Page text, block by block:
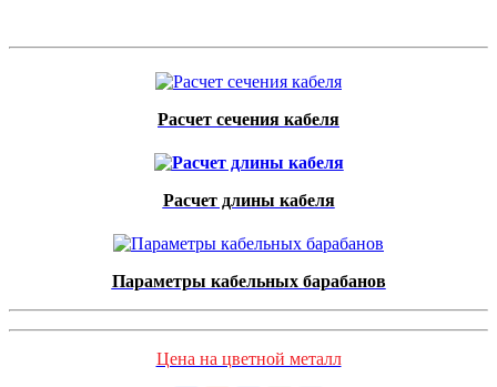
Расчет сечения кабеля
Расчет длины кабеля
Параметры кабельных барабанов
Цена на цветной металл